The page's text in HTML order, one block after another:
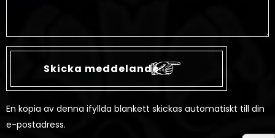
En kopia av denna ifyllda blankett skickas automatiskt till din
e-postadress.